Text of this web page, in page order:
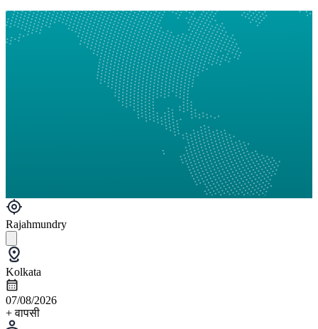
Rajahmundry
Kolkata
07/08/2026
+ वापसी